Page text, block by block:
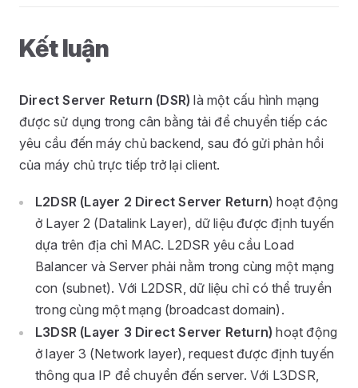
Kết luận
Direct Server Return (DSR) là một cấu hình mạng
được sử dụng trong cân bằng tải để chuyển tiếp các
yêu cầu đến máy chủ backend, sau đó gửi phản hồi
của máy chủ trực tiếp trở lại client.
L2DSR (Layer 2 Direct Server Return) hoạt động
ở Layer 2 (Datalink Layer), dữ liệu được định tuyến
dựa trên địa chỉ MAC. L2DSR yêu cầu Load
Balancer và Server phải nằm trong cùng một mạng
con (subnet). Với L2DSR, dữ liệu chỉ có thể truyền
trong cùng một mạng (broadcast domain).
L3DSR (Layer 3 Direct Server Return) hoạt động
ở layer 3 (Network layer), request được định tuyến
thông qua IP để chuyển đến server. Với L3DSR,